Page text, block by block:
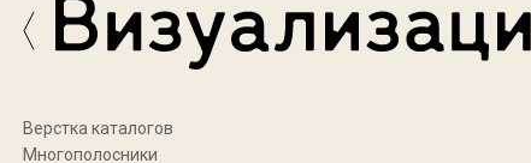
Верстка каталогов
Многополосники